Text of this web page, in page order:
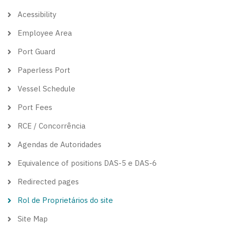
Acessibility
Employee Area
Port Guard
Paperless Port
Vessel Schedule
Port Fees
RCE / Concorrência
Agendas de Autoridades
Equivalence of positions DAS-5 e DAS-6
Redirected pages
Rol de Proprietários do site
Site Map